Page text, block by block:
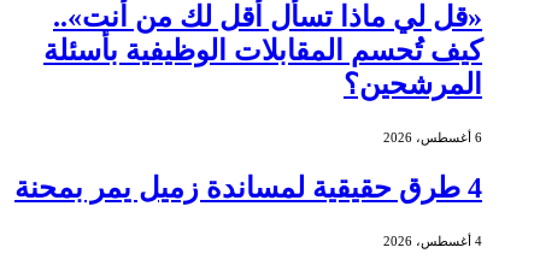
«قل لي ماذا تسأل أقل لك من أنت»..
كيف تُحسم المقابلات الوظيفية بأسئلة
المرشحين؟
6 أغسطس، 2026
4 طرق حقيقية لمساندة زميل يمر بمحنة
4 أغسطس، 2026